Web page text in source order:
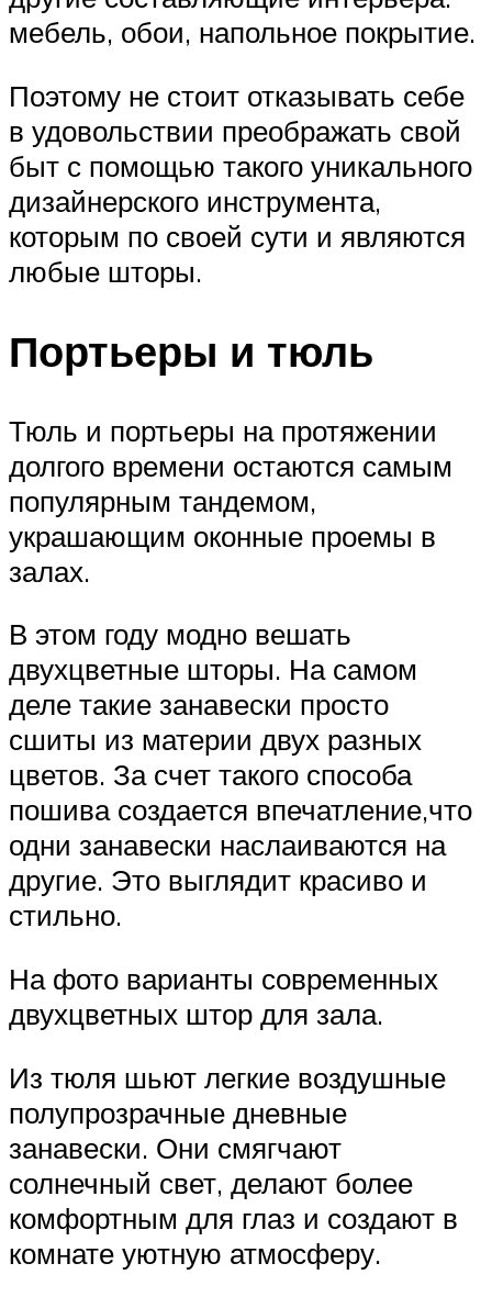
мебель, обои, напольное покрытие.
Поэтому не стоит отказывать себе
в удовольствии преображать свой
быт с помощью такого уникального
дизайнерского инструмента,
которым по своей сути и являются
любые шторы.
Портьеры и тюль
Тюль и портьеры на протяжении
долгого времени остаются самым
популярным тандемом,
украшающим оконные проемы в
залах.
В этом году модно вешать
двухцветные шторы. На самом
деле такие занавески просто
сшиты из материи двух разных
цветов. За счет такого способа
пошива создается впечатление,что
одни занавески наслаиваются на
другие. Это выглядит красиво и
стильно.
На фото варианты современных
двухцветных штор для зала.
Из тюля шьют легкие воздушные
полупрозрачные дневные
занавески. Они смягчают
солнечный свет, делают более
комфортным для глаз и создают в
комнате уютную атмосферу.